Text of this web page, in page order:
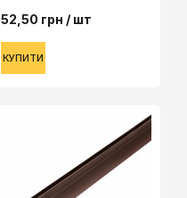
52,50 грн / шт
КУПИТИ